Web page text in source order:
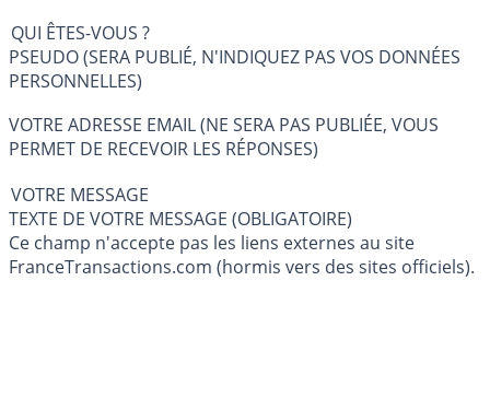
QUI ÊTES-VOUS ?
PSEUDO (SERA PUBLIÉ, N'INDIQUEZ PAS VOS DONNÉES
PERSONNELLES)
VOTRE ADRESSE EMAIL (NE SERA PAS PUBLIÉE, VOUS
PERMET DE RECEVOIR LES RÉPONSES)
VOTRE MESSAGE
TEXTE DE VOTRE MESSAGE (OBLIGATOIRE)
Ce champ n'accepte pas les liens externes au site
FranceTransactions.com (hormis vers des sites officiels).